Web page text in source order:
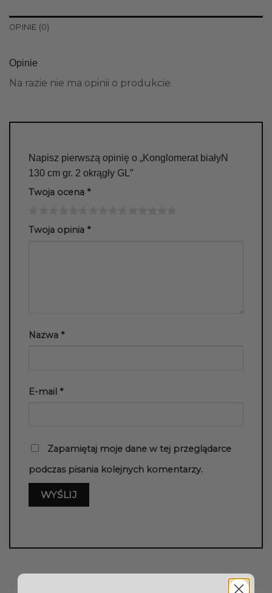
OPINIE (0)
Opinie
Na razie nie ma opinii o produkcie.
Napisz pierwszą opinię o „Konglomerat białyN
130 cm gr. 2 okrągły GL”
Twoja ocena *
Twoja opinia *
Nazwa *
E-mail *
Zapamiętaj moje dane w tej przeglądarce
podczas pisania kolejnych komentarzy.